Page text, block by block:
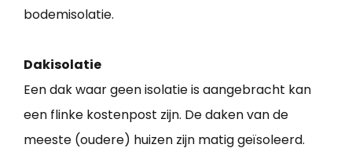
bodemisolatie.
Dakisolatie
Een dak waar geen isolatie is aangebracht kan
een flinke kostenpost zijn. De daken van de
meeste (oudere) huizen zijn matig geïsoleerd.